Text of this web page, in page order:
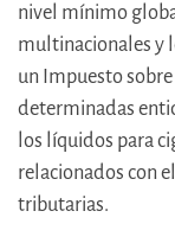
nivel mínimo
multinacionales y
un Impuesto
determinadas
los líquidos para
relacionados con
tributarias.